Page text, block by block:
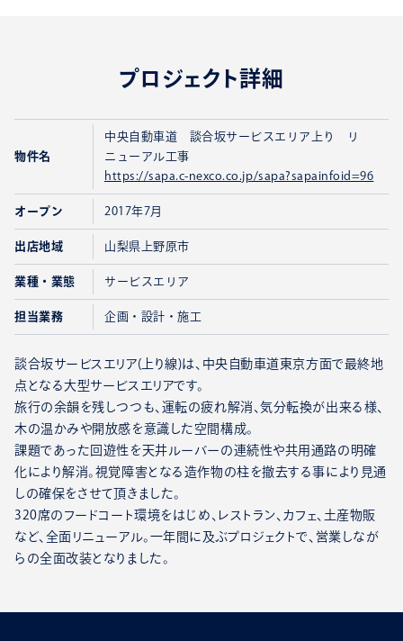
プロジェクト詳細
物件名
中央自動車道 談合坂サービスエリア上り リ
ニューアル工事
https://sapa.c-nexco.co.jp/sapa?sapainfoid=96
オープン 2017年7月
出店地域 山梨県上野原市
業種・業態 サービスエリア
担当業務 企画・設計・施工
談合坂サービスエリア(上り線)は、中央自動車道東京方面で最終地
点となる大型サービスエリアです。
旅行の余韻を残しつつも、運転の疲れ解消、気分転換が出来る様、
木の温かみや開放感を意識した空間構成。
課題であった回遊性を天井ルーバーの連続性や共用通路の明確
化により解消。視覚障害となる造作物の柱を撤去する事により見通
しの確保をさせて頂きました。
320席のフードコート環境をはじめ、レストラン、カフェ、土産物販
など、全面リニューアル。一年間に及ぶプロジェクトで、営業しなが
らの全面改装となりました。